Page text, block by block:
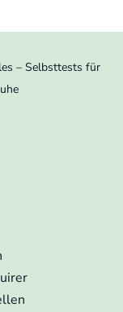
– Selbsttests für